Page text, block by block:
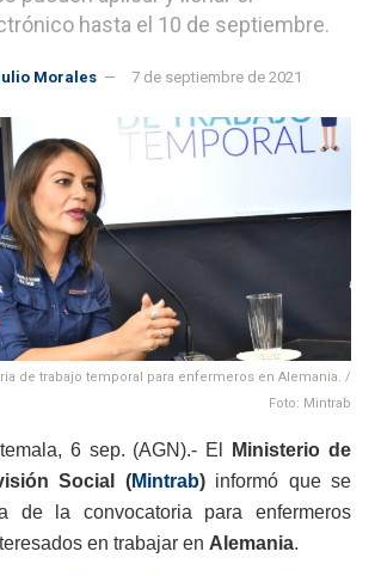
hasta el 10 de septiembre.
Morales 7 de septiembre de 2021
de trabajo temporal para enfermeros en Alemania. /
Foto: Mintrab
6 sep. (AGN).- El
Ministerio de
Social (Mintrab)informó que se
de la convocatoria para enfermeros
en trabajar en Alemania.